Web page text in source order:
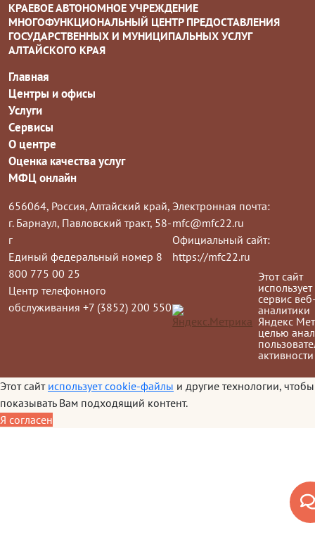
КРАЕВОЕ АВТОНОМНОЕ УЧРЕЖДЕНИЕ
МНОГОФУНКЦИОНАЛЬНЫЙ ЦЕНТР ПРЕДОСТАВЛЕНИЯ
ГОСУДАРСТВЕННЫХ И МУНИЦИПАЛЬНЫХ УСЛУГ
АЛТАЙСКОГО КРАЯ
Главная
Центры и офисы
Услуги
Сервисы
О центре
Оценка качества услуг
МФЦ онлайн
656064, Россия, Алтайский край,
г. Барнаул, Павловский тракт, 58-
г
Единый федеральный номер 8
800 775 00 25
Центр телефонного
обслуживания +7 (3852) 200 550
Электронная почта:
mfc@mfc22.ru
Официальный сайт:
https://mfc22.ru
Этот сайт
использует
сервис
аналитики
Яндекс
целью
активности
Этот сайт использует cookie-файлы и другие технологии, чтобы
показывать Вам подходящий контент.
Я согласен